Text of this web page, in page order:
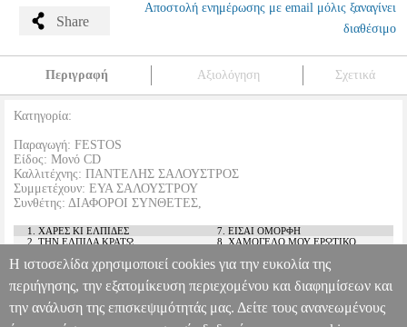
Share
Αποστολή ενημέρωσης με email μόλις ξαναγίνει
διαθέσιμο
Περιγραφή Αξιολόγηση Σχετικά
Κατηγορία:
Παραγωγή: FESTOS
Είδος: Μονό CD
Καλλιτέχνης: ΠΑΝΤΕΛΗΣ ΣΑΛΟΥΣΤΡΟΣ
Συμμετέχουν: ΕΥΑ ΣΑΛΟΥΣΤΡΟΥ
Συνθέτης: ΔΙΑΦΟΡΟΙ ΣΥΝΘΕΤΕΣ,
1. ΧΑΡΕΣ ΚΙ ΕΛΠΙΔΕΣ
7. ΕΙΣΑΙ ΟΜΟΡΦΗ
2. ΤΗΝ ΕΛΠΙΔΑ ΚΡΑΤΩ
8. ΧΑΜΟΓΕΛΟ ΜΟΥ ΕΡΩΤΙΚΟ
4. ΕΙΝΑΙ ΘΕΡΙΟ Ο ΕΡΩΤΑΣ
10. ΟΣΑ ΤΡΑΓΟΥΔΙΑ
5. ΟΝΕΙΡΟ Σ' ΕΙΔΑ ΠΑΛΙ
11. ΣΑΝ ΤΟΝ ΑΝΤΑΡΤΗ
6. ΩΣ ΠΟΤΕ ΘΑ ΣΕ ΚΑΡΤΕΡΩ
12. ΑΛΑΡΓΟ ΜΟΥ
ΠΑΝΤΕΛΗΣ ΣΑΛΟΥΣΤΡΟΣ - ΧΑΜΟΓΕΛΟ ΜΟΥ ΕΡΩΤΙΚΟ
Η ιστοσελίδα χρησιμοποιεί cookies για την ευκολία της
περιήγησης, την εξατομίκευση περιεχομένου και διαφημίσεων και
την ανάλυση της επισκεψιμότητάς μας. Δείτε τους ανανεωμένους